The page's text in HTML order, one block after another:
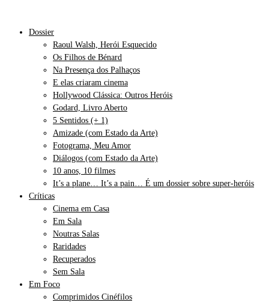
Dossier
Raoul Walsh, Herói Esquecido
Os Filhos de Bénard
Na Presença dos Palhaços
E elas criaram cinema
Hollywood Clássica: Outros Heróis
Godard, Livro Aberto
5 Sentidos (+ 1)
Amizade (com Estado da Arte)
Fotograma, Meu Amor
Diálogos (com Estado da Arte)
10 anos, 10 filmes
It’s a plane… It’s a pain… É um dossier sobre super-heróis
Críticas
Cinema em Casa
Em Sala
Noutras Salas
Raridades
Recuperados
Sem Sala
Em Foco
Comprimidos Cinéfilos